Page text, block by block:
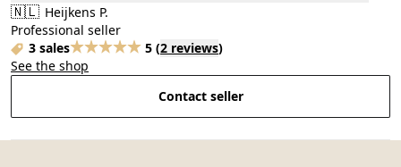
🇳🇱 Heijkens P.
Professional seller
3 sales
5 (2 reviews)
See the shop
Contact seller